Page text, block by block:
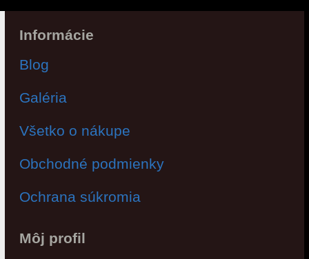
Informácie
Blog
Galéria
Všetko o nákupe
Obchodné podmienky
Ochrana súkromia
Môj profil